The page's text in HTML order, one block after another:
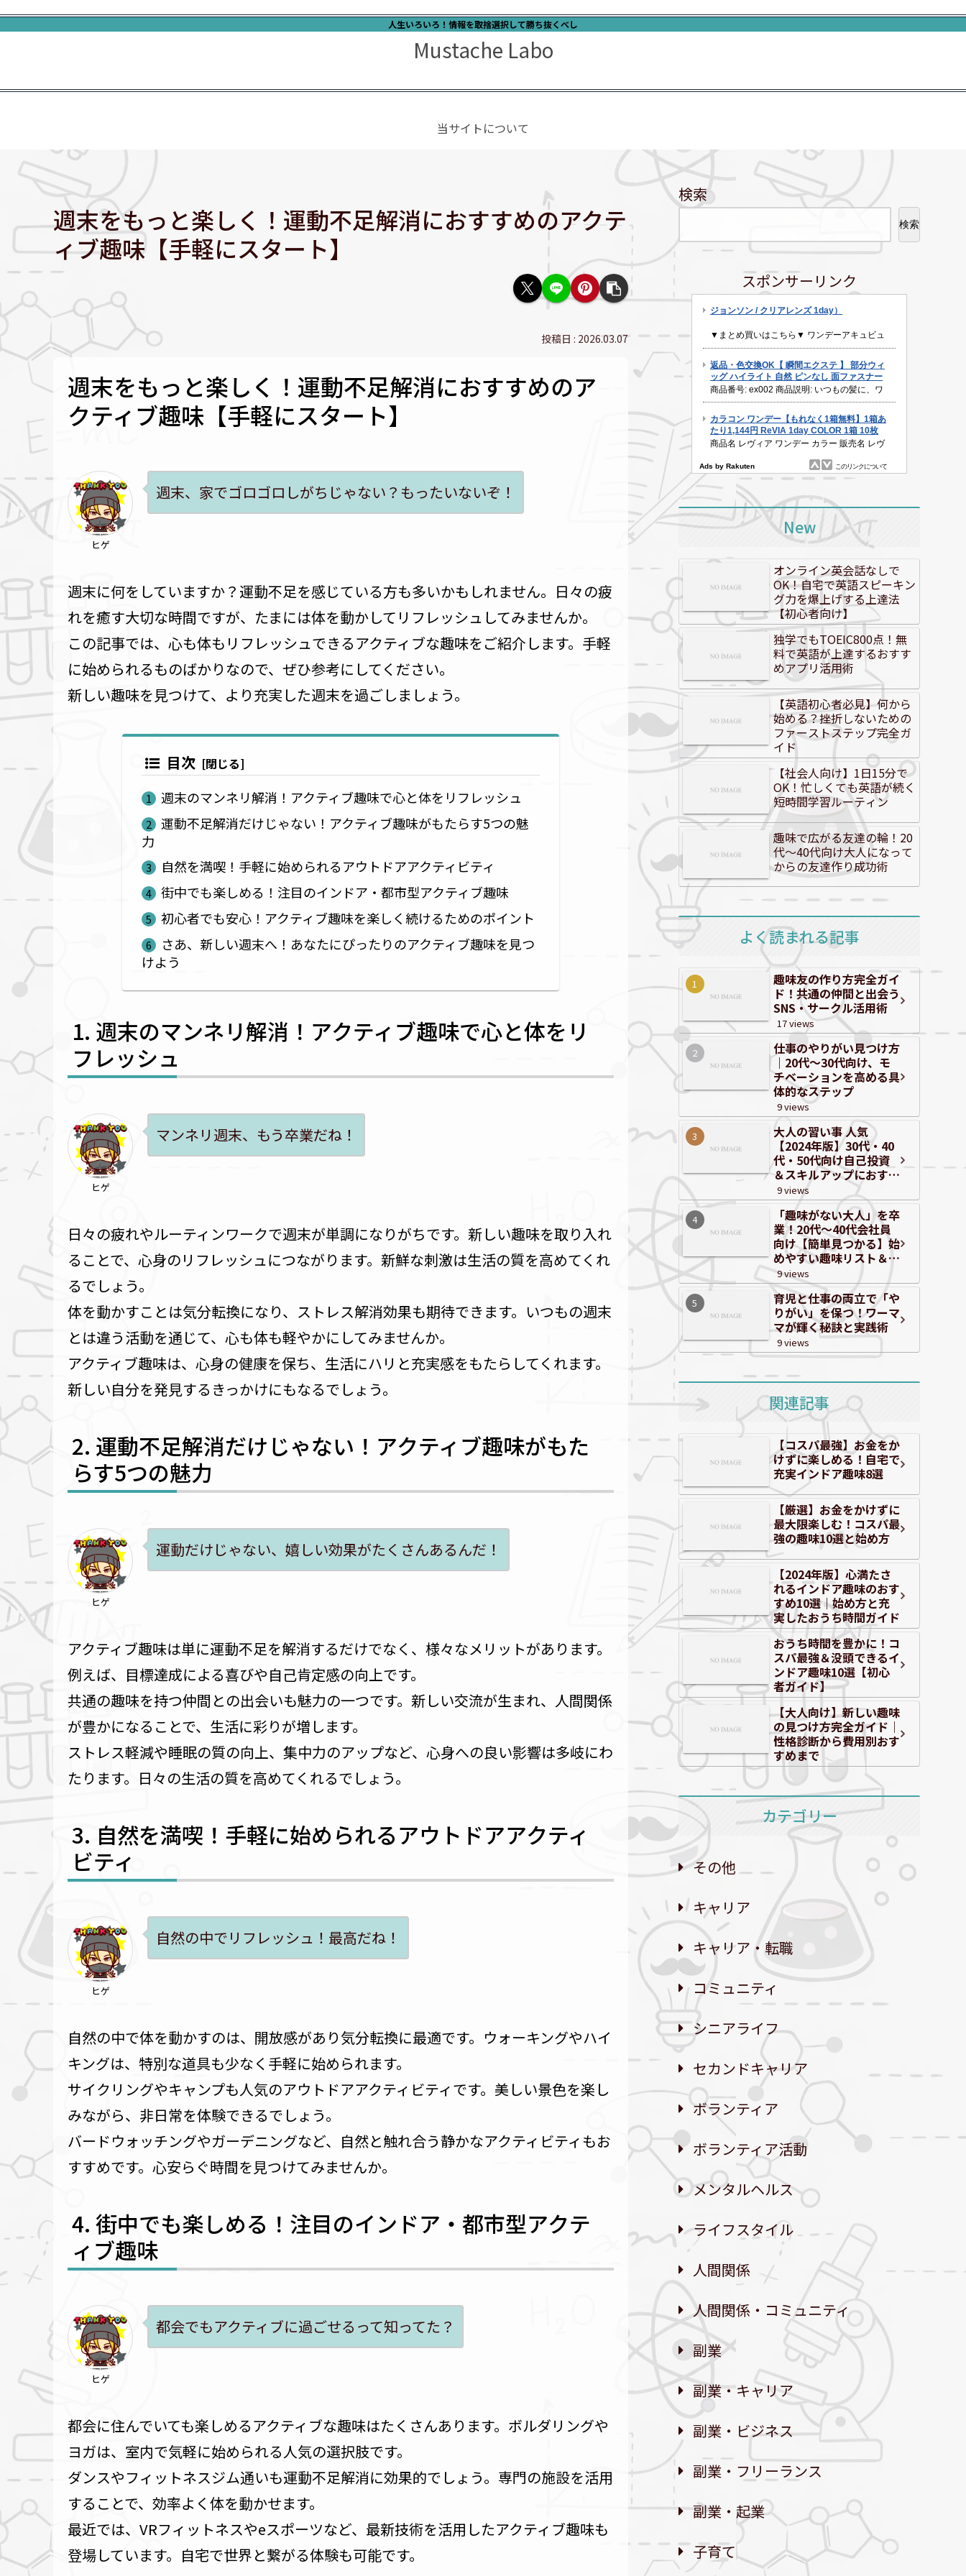
人生いろいろ！情報を取捨選択して勝ち抜くべし
Mustache Labo
当サイトについて
週末をもっと楽しく！運動不足解消におすすめのアクテ
ィブ趣味【手軽にスタート】
2026.03.07
週末をもっと楽しく！運動不足解消におすすめのア
クティブ趣味【手軽にスタート】
ヒゲ
週末、家でゴロゴロしがちじゃない？もったいないぞ！
週末に何をしていますか？運動不足を感じている方も多いかもしれません。日々の疲
れを癒す大切な時間ですが、たまには体を動かしてリフレッシュしてみませんか。
この記事では、心も体もリフレッシュできるアクティブな趣味をご紹介します。手軽
に始められるものばかりなので、ぜひ参考にしてください。
新しい趣味を見つけて、より充実した週末を過ごしましょう。
目次
週末のマンネリ解消！アクティブ趣味で心と体をリフレッシュ
運動不足解消だけじゃない！アクティブ趣味がもたらす5つの魅
力
自然を満喫！手軽に始められるアウトドアアクティビティ
街中でも楽しめる！注目のインドア・都市型アクティブ趣味
初心者でも安心！アクティブ趣味を楽しく続けるためのポイント
さあ、新しい週末へ！あなたにぴったりのアクティブ趣味を見つ
けよう
週末のマンネリ解消！アクティブ趣味で心と体をリ
フレッシュ
ヒゲ
マンネリ週末、もう卒業だね！
日々の疲れやルーティンワークで週末が単調になりがちです。新しい趣味を取り入れ
ることで、心身のリフレッシュにつながります。新鮮な刺激は生活の質を高めてくれ
るでしょう。
体を動かすことは気分転換になり、ストレス解消効果も期待できます。いつもの週末
とは違う活動を通じて、心も体も軽やかにしてみませんか。
アクティブ趣味は、心身の健康を保ち、生活にハリと充実感をもたらしてくれます。
新しい自分を発見するきっかけにもなるでしょう。
運動不足解消だけじゃない！アクティブ趣味がもた
らす5つの魅力
ヒゲ
運動だけじゃない、嬉しい効果がたくさんあるんだ！
アクティブ趣味は単に運動不足を解消するだけでなく、様々なメリットがあります。
例えば、目標達成による喜びや自己肯定感の向上です。
共通の趣味を持つ仲間との出会いも魅力の一つです。新しい交流が生まれ、人間関係
が豊かになることで、生活に彩りが増します。
ストレス軽減や睡眠の質の向上、集中力のアップなど、心身への良い影響は多岐にわ
たります。日々の生活の質を高めてくれるでしょう。
自然を満喫！手軽に始められるアウトドアアクティ
ビティ
ヒゲ
自然の中でリフレッシュ！最高だね！
自然の中で体を動かすのは、開放感があり気分転換に最適です。ウォーキングやハイ
キングは、特別な道具も少なく手軽に始められます。
サイクリングやキャンプも人気のアウトドアアクティビティです。美しい景色を楽し
みながら、非日常を体験できるでしょう。
バードウォッチングやガーデニングなど、自然と触れ合う静かなアクティビティもお
すすめです。心安らぐ時間を見つけてみませんか。
街中でも楽しめる！注目のインドア・都市型アクテ
ィブ趣味
ヒゲ
都会でもアクティブに過ごせるって知ってた？
都会に住んでいても楽しめるアクティブな趣味はたくさんあります。ボルダリングや
ヨガは、室内で気軽に始められる人気の選択肢です。
ダンスやフィットネスジム通いも運動不足解消に効果的でしょう。専門の施設を活用
することで、効率よく体を動かせます。
最近では、VRフィットネスやeスポーツなど、最新技術を活用したアクティブ趣味も
登場しています。自宅で世界と繋がる体験も可能です。
検索
検索
スポンサーリンク
New
オンライン英会話なしで
OK！自宅で英語スピーキン
グ力を爆上げする上達法
【初心者向け】
独学でもTOEIC800点！無
料で英語が上達するおすす
めアプリ活用術
【英語初心者必見】何から
始める？挫折しないための
ファーストステップ完全ガ
イド
【社会人向け】1日15分で
OK！忙しくても英語が続く
短時間学習ルーティン
趣味で広がる友達の輪！20
代～40代向け大人になって
からの友達作り成功術
よく読まれる記事
趣味友の作り方完全ガイ
ド！共通の仲間と出会う
SNS・サークル活用術
17 views
仕事のやりがい見つけ方
｜20代～30代向け、モ
チベーションを高める具
体的なステップ
9 views
大人の習い事 人気
【2024年版】30代・40
代・50代向け自己投資
＆スキルアップにおすす
めジャンルと体験情報
9 views
「趣味がない大人」を卒
業！20代〜40代会社員
向け【簡単見つかる】始
めやすい趣味リスト＆自
己分析
9 views
育児と仕事の両立で「や
りがい」を保つ！ワーマ
マが輝く秘訣と実践術
9 views
関連記事
【コスパ最強】お金をか
けずに楽しめる！自宅で
充実インドア趣味8選
【厳選】お金をかけずに
最大限楽しむ！コスパ最
強の趣味10選と始め方
【2024年版】心満たさ
れるインドア趣味のおす
すめ10選｜始め方と充
実したおうち時間ガイド
おうち時間を豊かに！コ
スパ最強＆没頭できるイ
ンドア趣味10選【初心
者ガイド】
【大人向け】新しい趣味
の見つけ方完全ガイド｜
性格診断から費用別おす
すめまで
カテゴリー
その他
キャリア
キャリア・転職
コミュニティ
シニアライフ
セカンドキャリア
ボランティア
ボランティア活動
メンタルヘルス
ライフスタイル
人間関係
人間関係・コミュニティ
副業
副業・キャリア
副業・ビジネス
副業・フリーランス
副業・起業
子育て